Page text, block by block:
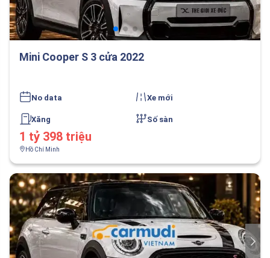
Mini Cooper S 3 cửa 2022
No data Xe mới
Xăng Số sàn
1 tỷ 398 triệu
Hồ Chí Minh